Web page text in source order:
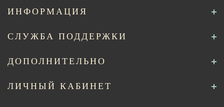
ИНФОРМАЦИЯ
СЛУЖБА ПОДДЕРЖКИ
ДОПОЛНИТЕЛЬНО
ЛИЧНЫЙ КАБИНЕТ